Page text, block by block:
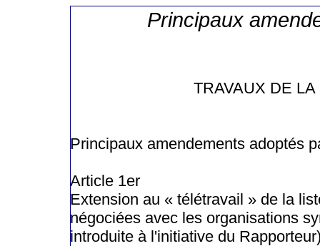
Principaux
TRAVAUX DE
Principaux amendements adoptés
Article 1er
Extension au « télétravail » de la
négociées avec les organisations
introduite à l'initiative du